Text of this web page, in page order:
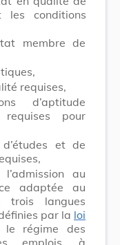
les conditions
membre de
requises,
d’aptitude
pour
et de
au
adaptée au
trois langues
par la loi
le régime des
emplois, à